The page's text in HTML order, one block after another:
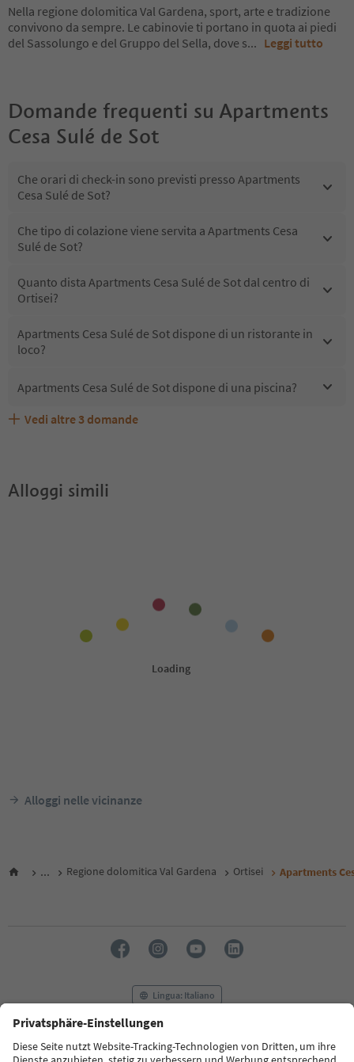
Nella regione dolomitica Val Gardena, sport, arte e tradizione
convivono da sempre. Le cabinovie ti portano in quota ai piedi
del Sassolungo e del Gruppo del Sella, dove s... Leggi tutto
Domande frequenti su Apartments
Cesa Sulé de Sot
Che orari di check-in sono previsti presso Apartments
Cesa Sulé de Sot?
Che tipo di colazione viene servita a Apartments Cesa
Sulé de Sot?
Quanto dista Apartments Cesa Sulé de Sot dal centro di
Ortisei?
Apartments Cesa Sulé de Sot dispone di un ristorante in
loco?
Apartments Cesa Sulé de Sot dispone di una piscina?
Apartments Cesa Sulé de Sot accetta animali domestici?
Quali servizi/attività sono disponibili presso Apartments
Gli ospiti di Apartments Cesa Sulé de Sot ricevono l'Alto
Vedi altre 3 domande
Alloggi simili
Alloggi nelle vicinanze
... Regione dolomitica Val Gardena Ortisei Apartments
Lingua: Italiano
FAQ Contatti Press MICE
Privacy Policy